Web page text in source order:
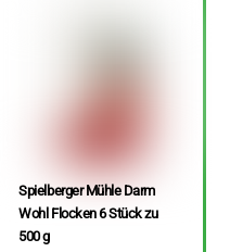
Spielberger Mühle Darm
Wohl Flocken 6 Stück zu
500 g